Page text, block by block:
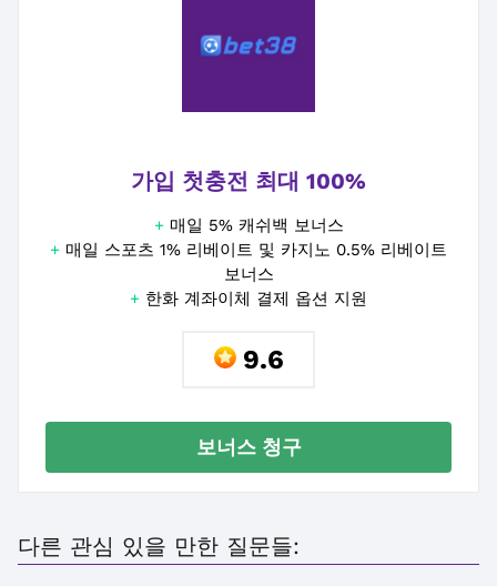
가입 첫충전 최대 100%
+ 매일 5% 캐쉬백 보너스
+ 매일 스포츠 1% 리베이트 및 카지노 0.5% 리베이트
보너스
+ 한화 계좌이체 결제 옵션 지원
9.6
보너스 청구
다른 관심 있을 만한 질문들: